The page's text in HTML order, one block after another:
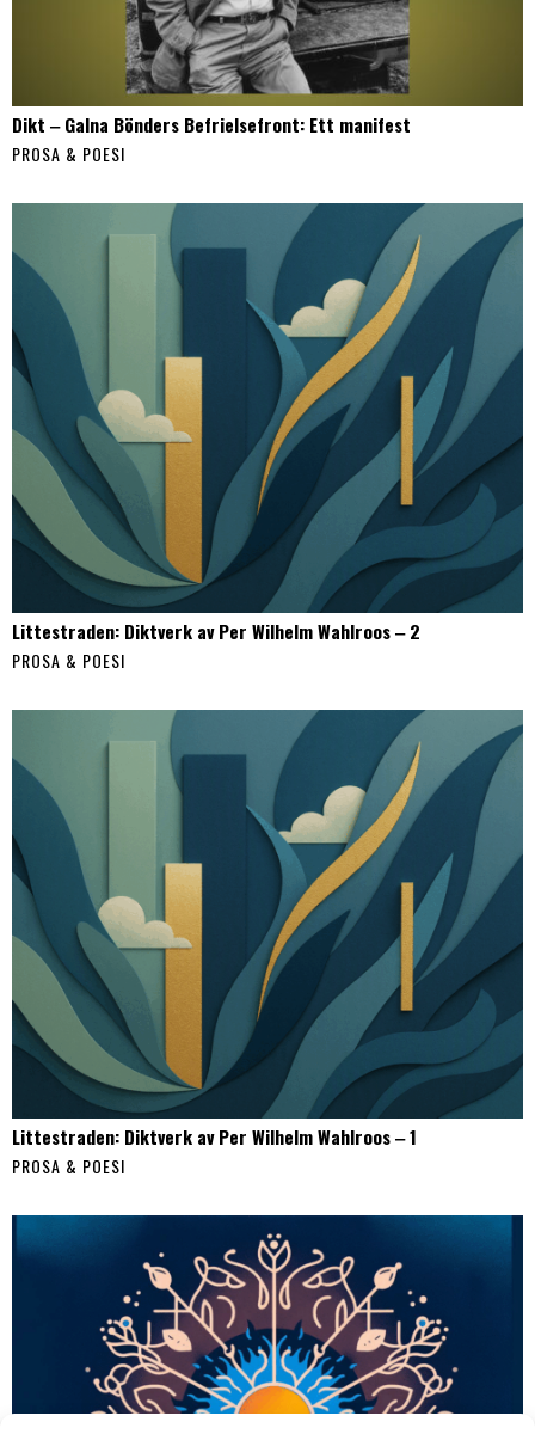
Dikt ‒ Galna Bönders Befrielsefront: Ett manifest
PROSA & POESI
Littestraden: Diktverk av Per Wilhelm Wahlroos ‒ 2
PROSA & POESI
Littestraden: Diktverk av Per Wilhelm Wahlroos ‒ 1
PROSA & POESI